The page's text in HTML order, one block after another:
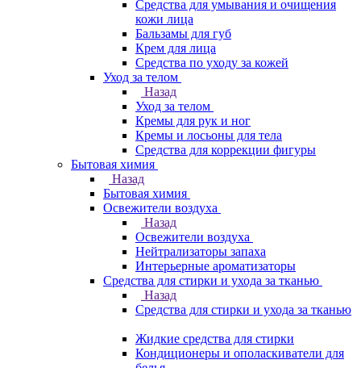
Средства для умывания и очищения
кожи лица
Бальзамы для губ
Крем для лица
Средства по уходу за кожей
Уход за телом
Назад
Уход за телом
Кремы для рук и ног
Кремы и лосьоны для тела
Средства для коррекции фигуры
Бытовая химия
Назад
Бытовая химия
Освежители воздуха
Назад
Освежители воздуха
Нейтрализаторы запаха
Интерьерные ароматизаторы
Средства для стирки и ухода за тканью
Назад
Средства для стирки и ухода за тканью
Жидкие средства для стирки
Кондиционеры и ополаскиватели для